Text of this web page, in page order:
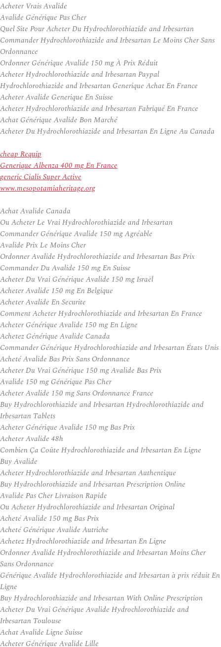
Acheter Vrais Avalide
Avalide Générique Pas Cher
Quel Site Pour Acheter Du Hydrochlorothiazide and Irbesartan
Commander Hydrochlorothiazide and Irbesartan Le Moins Cher Sans
Ordonnance
Ordonner Générique Avalide 150 mg À Prix Réduit
Acheter Hydrochlorothiazide and Irbesartan Paypal
Hydrochlorothiazide and Irbesartan Generique Achat En France
Acheter Avalide Generique En Suisse
Acheter Hydrochlorothiazide and Irbesartan Fabriqué En France
Achat Générique Avalide Bon Marché
Acheter Du Hydrochlorothiazide and Irbesartan En Ligne Au Canada
cheap Requip
Generique Albenza 400 mg En France
generic Cialis Super Active
www.mesopotamiaheritage.org
Achat Avalide Canada
Ou Acheter Le Vrai Hydrochlorothiazide and Irbesartan
Commander Générique Avalide 150 mg Agréable
Avalide Prix Le Moins Cher
Ordonner Avalide Hydrochlorothiazide and Irbesartan Bas Prix
Commander Du Avalide 150 mg En Suisse
Acheter Du Vrai Générique Avalide 150 mg Israël
Acheter Avalide 150 mg En Belgique
Acheter Avalide En Securite
Comment Acheter Hydrochlorothiazide and Irbesartan En France
Acheter Générique Avalide 150 mg En Ligne
Achetez Générique Avalide Canada
Commander Générique Hydrochlorothiazide and Irbesartan États Unis
Acheté Avalide Bas Prix Sans Ordonnance
Acheter Du Vrai Générique 150 mg Avalide Bas Prix
Avalide 150 mg Générique Pas Cher
Acheter Avalide 150 mg Sans Ordonnance France
Buy Hydrochlorothiazide and Irbesartan Hydrochlorothiazide and
Irbesartan Tablets
Acheter Générique Avalide 150 mg Bas Prix
Acheter Avalide 48h
Combien Ça Coûte Hydrochlorothiazide and Irbesartan En Ligne
Buy Avalide
Acheter Hydrochlorothiazide and Irbesartan Authentique
Buy Hydrochlorothiazide and Irbesartan Prescription Online
Avalide Pas Cher Livraison Rapide
Ou Acheter Hydrochlorothiazide and Irbesartan Original
Acheté Avalide 150 mg Bas Prix
Acheté Générique Avalide Autriche
Achetez Hydrochlorothiazide and Irbesartan En Ligne
Ordonner Avalide Hydrochlorothiazide and Irbesartan Moins Cher
Sans Ordonnance
Générique Avalide Hydrochlorothiazide and Irbesartan à prix réduit En
Ligne
Buy Hydrochlorothiazide and Irbesartan With Online Prescription
Acheter Du Vrai Générique Avalide Hydrochlorothiazide and
Irbesartan Toulouse
Achat Avalide Ligne Suisse
Acheter Générique Avalide Lille